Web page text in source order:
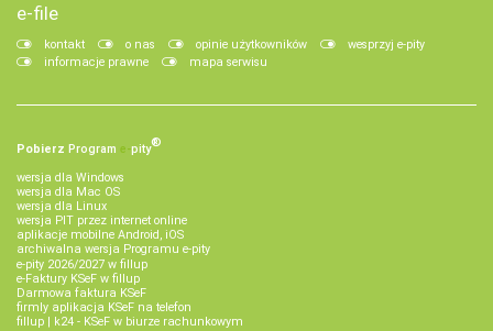
e-file
kontakt o nas opinie użytkowników
wesprzyj e-pity
informacje prawne
mapa serwisu
Pobierz Program e‑pity®
wersja dla Windows
wersja dla Mac OS
wersja dla Linux
wersja PIT przez internet online
aplikacje mobilne Android, iOS
archiwalna wersja Programu e-pity
e-pity 2026/2027 w fillup
e‑Faktury KSeF w fillup
Darmowa faktura KSeF
firmly aplikacja KSeF na telefon
fillup | k24 - KSeF w biurze rachunkowym